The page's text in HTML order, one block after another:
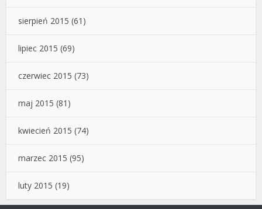
sierpień 2015 (61)
lipiec 2015 (69)
czerwiec 2015 (73)
maj 2015 (81)
kwiecień 2015 (74)
marzec 2015 (95)
luty 2015 (19)